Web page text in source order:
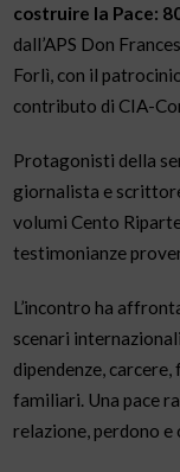
costruire la Pace:
dall’APS Don
Forlì, con il
contributo di CIA-
Protagonisti della
giornalista e
volumi Cento
testimonianze
L’incontro ha
scenari
dipendenze,
familiari. Una pace
relazione, perdono e